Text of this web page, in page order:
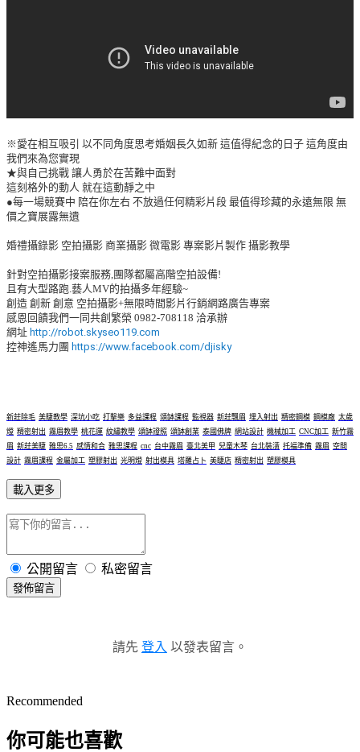
※愛在相互吸引 以不同角度思考婚姻長久如新 這值得紀念的日子 這角度由
我們來為您實現
★與自己挑戰 讓人勇於在苦難中面對
這刻格外的動人 就在這動靜之中
●每一場競賽中 陪在你左右 不放過任何精彩片段 最值得珍藏的永遠無限 無
價之寶展露無遺
婚禮攝錄影 空拍攝影 商業攝影 微電影 專案影片製作 攝影教學
針對空拍攝影接案服務,團隊都屬高階空拍設備!
且有大型路跑.藝人MV的拍攝多年經驗~
創造 創新 創意 空拍攝影+無限時間影片行銷網路廣告專案
感恩回饋我們一同共創繁榮 0982-708118 洽承辦
網址 http://robot.skyseo119.com
控神遙馬力團 https://www.facebook.com/djisky
新莊除毛 美睫教學 深坑小吃 打擊樂 多益課程 頌缽課程 監視器 新莊飄眉 埋入射出 精密鋼模 鋼模廠 太歲
燈 精密射出 霧眉教學 桃花運 紋繡教學 頌缽證照 頌缽創業 泰國佛牌 網站設計 機械加工 CNC加工 新竹霧
眉 新莊美睫 雅思6.5 感情和合 雅思課程 cnc 台中霧眉 臺北美甲 兒童木琴 台北裝潢 托福準備 霧眉 空間
設計 霧眉課程 金屬加工 塑膠射出 光明燈 射出模具 塔羅占卜 美睫店 精密射出 塑膠模具
載入更多
公開留言 私密留言
發佈留言
請先 登入 以發表留言。
Recommended
你可能也喜歡